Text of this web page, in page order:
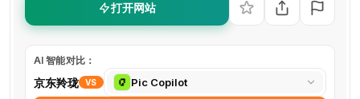
打开网站
AI 智能对比：
京东羚珑 VS
选
择
Pic Copilot